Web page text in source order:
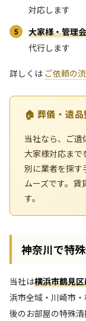
対応します
大家様・管理
代行します
詳しくは ご依頼の
🏠 葬儀・遺
当社なら、ご遺
大家様対応まで
別に業者を探す
ムーズです。賃
す。
神奈川で特
当社は横浜市鶴見
浜市全域・川崎市
後のお部屋の特殊清